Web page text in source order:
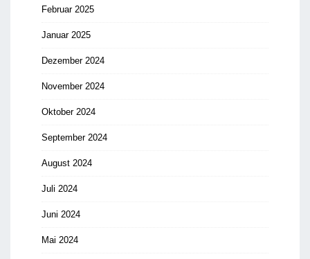
Februar 2025
Januar 2025
Dezember 2024
November 2024
Oktober 2024
September 2024
August 2024
Juli 2024
Juni 2024
Mai 2024